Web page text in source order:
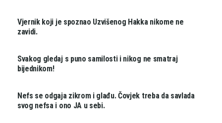
Vjernik koji je spoznao Uzvišenog Hakka nikome ne
zavidi.
Svakog gledaj s puno samilosti i nikog ne smatraj
bijednikom!
Nefs se odgaja zikrom i glađu. Čovjek treba da savlada
svog nefsa i ono JA u sebi.